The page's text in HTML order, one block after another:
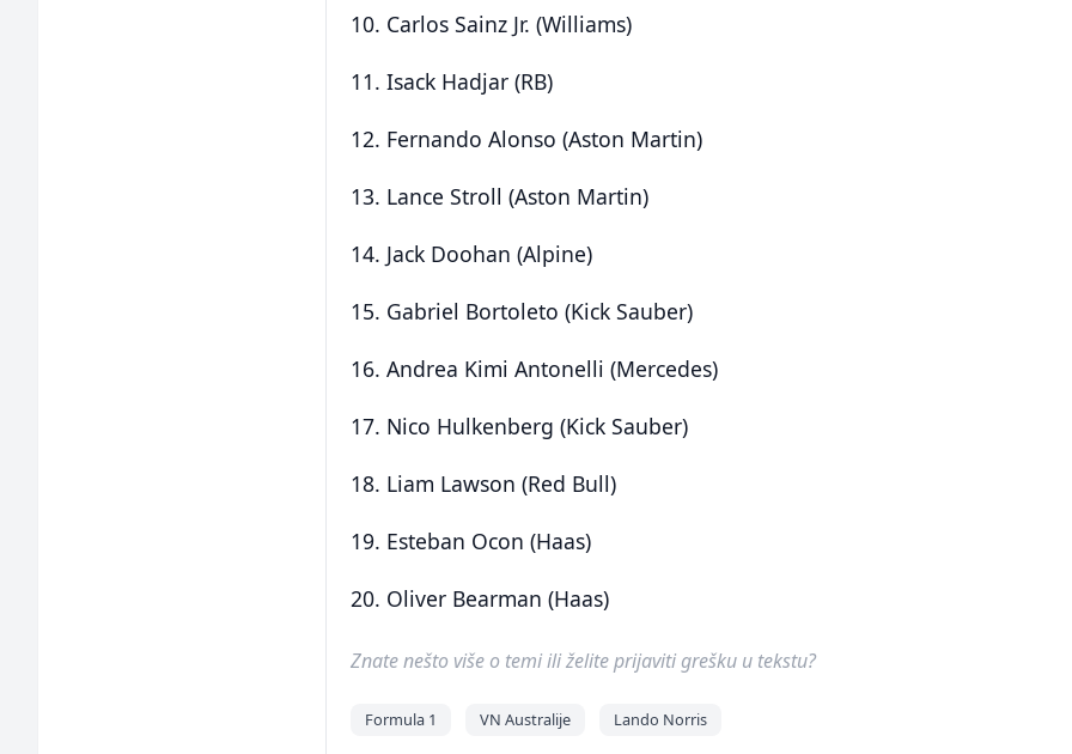
10. Carlos Sainz Jr. (Williams)
11. Isack Hadjar (RB)
12. Fernando Alonso (Aston Martin)
13. Lance Stroll (Aston Martin)
14. Jack Doohan (Alpine)
15. Gabriel Bortoleto (Kick Sauber)
16. Andrea Kimi Antonelli (Mercedes)
17. Nico Hulkenberg (Kick Sauber)
18. Liam Lawson (Red Bull)
19. Esteban Ocon (Haas)
20. Oliver Bearman (Haas)
Znate nešto više o temi ili želite prijaviti grešku u tekstu?
Formula 1 VN Australije Lando Norris